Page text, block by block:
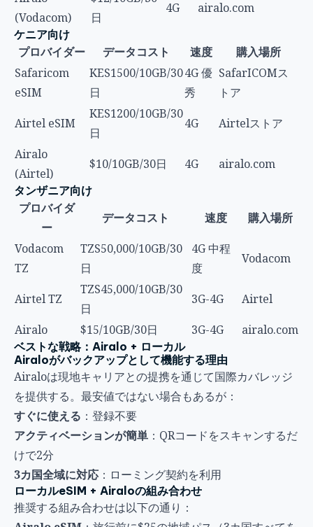
(Vodacom)
日
4G airalo.com
ケニア向け
プロバイダー データコスト 速度
購入場所
Safaricom
eSIM
KES1500/10GB/30
日
4G 優
秀
SafarICOMス
トア
Airtel eSIM
KES1200/10GB/30
日
4G
Airtelストア
Airalo
(Airtel)
$10/10GB/30日 4G airalo.com
タンザニア向け
プロバイダ
ー
データコスト 速度
購入場所
Vodacom
TZ
TZS50,000/10GB/30
日
4G 中程
度
Vodacom
Airtel TZ
TZS45,000/10GB/30
日
3G-4G
Airtel
Airalo
$15/10GB/30日 3G-4G airalo.com
ベストな戦略：Airalo + ローカル
Airaloがバックアップとして機能する理由
Airaloは現地キャリアとの提携を通じて国際カバレッジ
を提供する。最安値ではない場合もあるが：
すぐに使える ：登録不要
アクティベーションが簡単 ：QRコードをスキャンするだ
けで2分
3カ国全域に対応 ：ローミング契約を利用
ローカルeSIM + Airaloの組み合わせ
推奨する組み合わせは以下の通り：